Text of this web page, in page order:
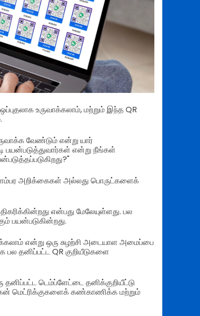
உருவாக்கலாம், மற்றும் இந்த QR
வேண்டும் என்று யார்
என்று நீங்கள்
அறிக்கைகள் அல்லது பொருட்களைக்
என்பது மேலேயுள்ளது. பல
பயன்படுகின்றது.
என்று ஒரு சுழற்சி அடையாள அமைப்பை
பல தனிப்பட்ட QR குறியீடுகளை
டெம்ப்ளேட்டை தனிக்குறியீட்டு
மெட்ரிக்குகளைக் கண்காணிக்க மற்றும்